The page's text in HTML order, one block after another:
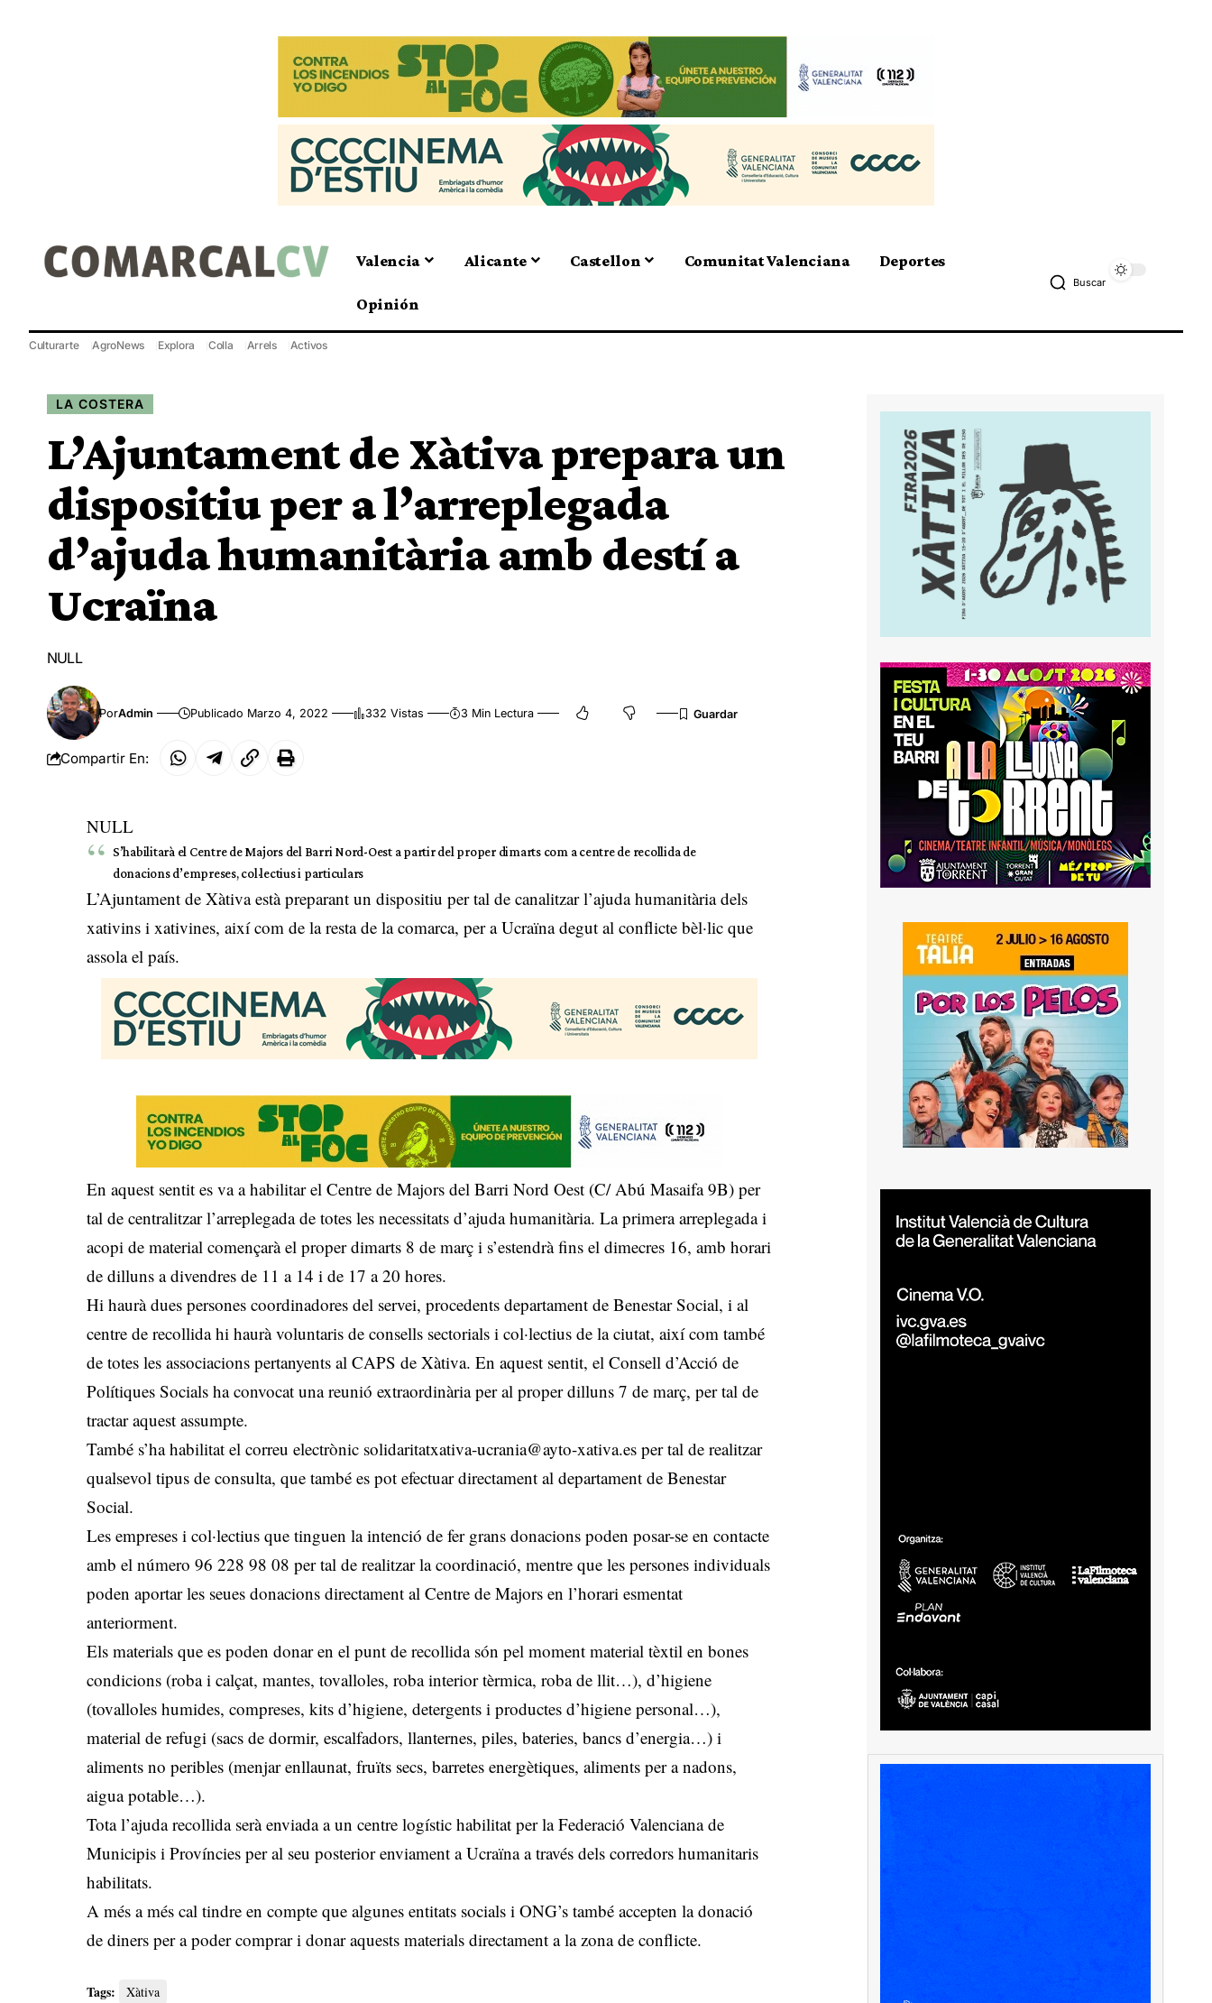
Valencia Alicante Castellon Comunitat Valenciana Deportes
Opinión
Buscar
Culturarte AgroNews Explora Colla Arrels Activos
LA COSTERA
L’Ajuntament de Xàtiva prepara un
dispositiu per a l’arreplegada
d’ajuda humanitària amb destí a
Ucraïna
NULL
PorAdmin Publicado Marzo 4, 2022 332 Vistas 3 Min Lectura
Compartir En:
NULL
S’habilitarà el Centre de Majors del Barri Nord-Oest a partir del proper dimarts com a centre de recollida de
donacions d’empreses, col·lectius i particulars
L’Ajuntament de Xàtiva està preparant un dispositiu per tal de canalitzar l’ajuda humanitària dels
xativins i xativines, així com de la resta de la comarca, per a Ucraïna degut al conflicte bèl·lic que
assola el país.
En aquest sentit es va a habilitar el Centre de Majors del Barri Nord Oest (C/ Abú Masaifa 9B) per
tal de centralitzar l’arreplegada de totes les necessitats d’ajuda humanitària. La primera arreplegada i
acopi de material començarà el proper dimarts 8 de març i s’estendrà fins el dimecres 16, amb horari
de dilluns a divendres de 11 a 14 i de 17 a 20 hores.
Hi haurà dues persones coordinadores del servei, procedents departament de Benestar Social, i al
centre de recollida hi haurà voluntaris de consells sectorials i col·lectius de la ciutat, així com també
de totes les associacions pertanyents al CAPS de Xàtiva. En aquest sentit, el Consell d’Acció de
Polítiques Socials ha convocat una reunió extraordinària per al proper dilluns 7 de març, per tal de
tractar aquest assumpte.
També s’ha habilitat el correu electrònic solidaritatxativa-ucrania@ayto-xativa.es per tal de realitzar
qualsevol tipus de consulta, que també es pot efectuar directament al departament de Benestar
Social.
Les empreses i col·lectius que tinguen la intenció de fer grans donacions poden posar-se en contacte
amb el número 96 228 98 08 per tal de realitzar la coordinació, mentre que les persones individuals
poden aportar les seues donacions directament al Centre de Majors en l’horari esmentat
anteriorment.
Els materials que es poden donar en el punt de recollida són pel moment material tèxtil en bones
condicions (roba i calçat, mantes, tovalloles, roba interior tèrmica, roba de llit…), d’higiene
(tovalloles humides, compreses, kits d’higiene, detergents i productes d’higiene personal…),
material de refugi (sacs de dormir, escalfadors, llanternes, piles, bateries, bancs d’energia…) i
aliments no peribles (menjar enllaunat, fruïts secs, barretes energètiques, aliments per a nadons,
aigua potable…).
Tota l’ajuda recollida serà enviada a un centre logístic habilitat per la Federació Valenciana de
Municipis i Províncies per al seu posterior enviament a Ucraïna a través dels corredors humanitaris
habilitats.
A més a més cal tindre en compte que algunes entitats socials i ONG’s també accepten la donació
de diners per a poder comprar i donar aquests materials directament a la zona de conflicte.
Tags: Xàtiva